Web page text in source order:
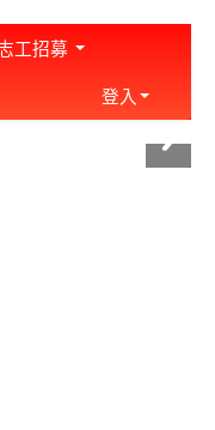
工招募
登入